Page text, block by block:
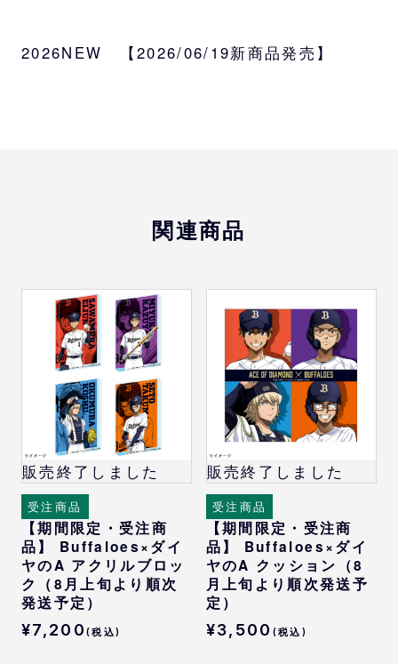
おなじみのキャラクター達がバファローズの
種類
等身：沢村栄純、御幸一也、奥村光舟、瀬戸
デフォルメ：集合
素材
アクリル
2026NEW 【2026/06/19新商品発売】
関連商品
販売終了しました
受注商品
【期間限定・受注商
品】 Buffaloes×ダイ
ヤのA アクリルブロッ
ク（8月上旬より順次
発送予定）
¥7,200 (税込)
販売終了しました
受注商品
【期間限定・受注商
品】 Buffaloes×ダイ
ヤのA クッション（8
月上旬より順次発送予
定）
¥3,500 (税込)